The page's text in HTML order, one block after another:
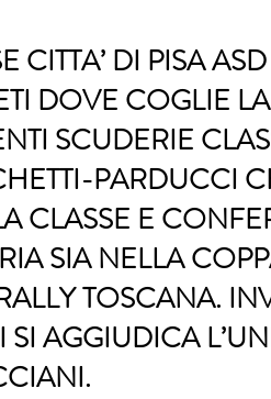
CITTA’ DI PISA
DOVE COGLIE
SCUDERIE
PARDUCCI
CLASSE E
SIA NELLA
TOSCANA.
SI AGGIUDICA